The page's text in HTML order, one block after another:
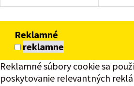
Reklamné
reklamne
Reklamné súbory cookie sa
poskytovanie relevantných